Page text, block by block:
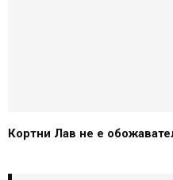
Кортни Лав не е